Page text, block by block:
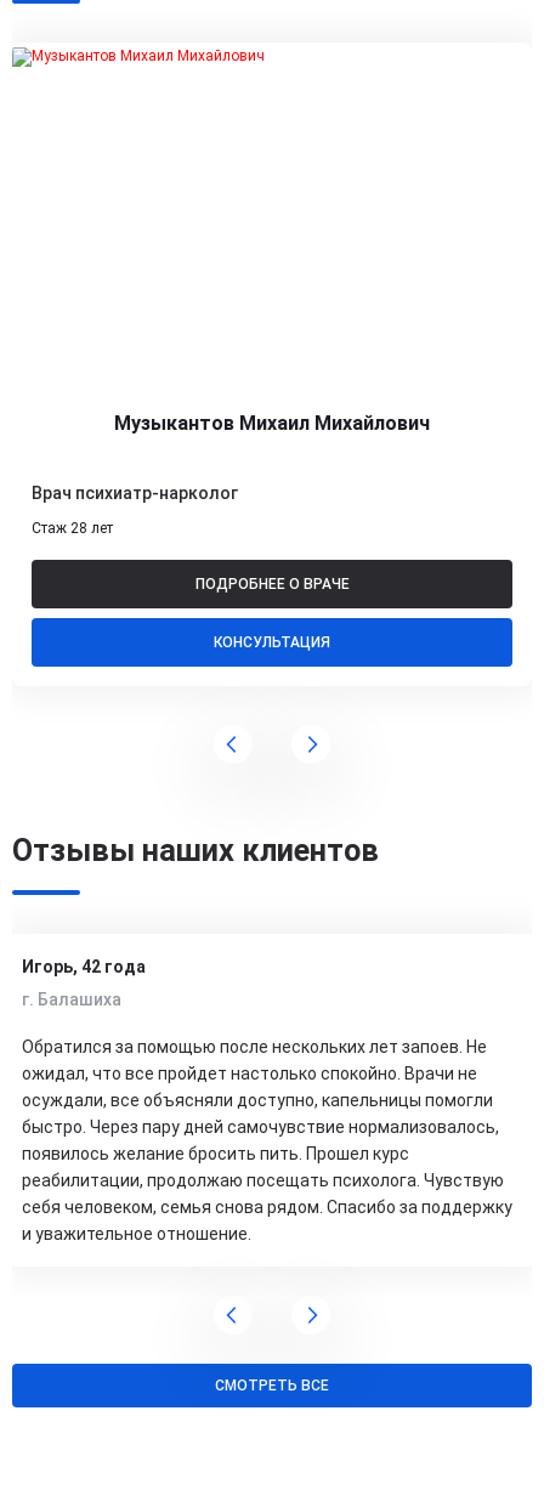
Музыкантов Михаил Михайлович
Врач психиатр-нарколог
Стаж 28 лет
ПОДРОБНЕЕ О ВРАЧЕ
КОНСУЛЬТАЦИЯ
Отзывы наших клиентов
Игорь, 42 года
г. Балашиха
Обратился за помощью после нескольких лет запоев. Не
ожидал, что все пройдет настолько спокойно. Врачи не
осуждали, все объясняли доступно, капельницы помогли
быстро. Через пару дней самочувствие нормализовалось,
появилось желание бросить пить. Прошел курс
реабилитации, продолжаю посещать психолога. Чувствую
себя человеком, семья снова рядом. Спасибо за поддержку
и уважительное отношение.
СМОТРЕТЬ ВСЕ